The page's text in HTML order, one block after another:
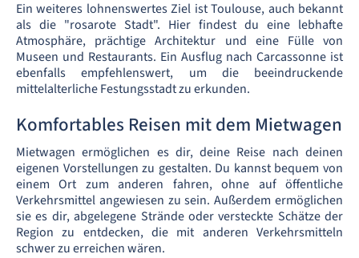
Ein weiteres lohnenswertes Ziel ist Toulouse, auch bekannt
als die "rosarote Stadt". Hier findest du eine lebhafte
Atmosphäre, prächtige Architektur und eine Fülle von
Museen und Restaurants. Ein Ausflug nach Carcassonne ist
ebenfalls empfehlenswert, um die beeindruckende
mittelalterliche Festungsstadt zu erkunden.
Komfortables Reisen mit dem Mietwagen
Mietwagen ermöglichen es dir, deine Reise nach deinen
eigenen Vorstellungen zu gestalten. Du kannst bequem von
einem Ort zum anderen fahren, ohne auf öffentliche
Verkehrsmittel angewiesen zu sein. Außerdem ermöglichen
sie es dir, abgelegene Strände oder versteckte Schätze der
Region zu entdecken, die mit anderen Verkehrsmitteln
schwer zu erreichen wären.